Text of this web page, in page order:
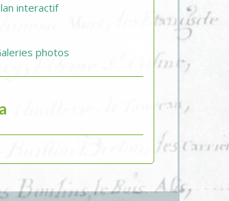
interactif
photos